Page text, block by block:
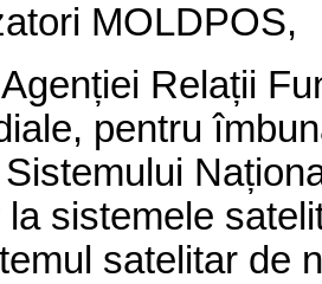
MOLDPOS,
Relații
pentru
la sistemele
satelitar de